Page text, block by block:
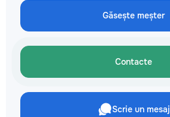
технологии. Доверьте нам
заботу о вашем автомобиле, и
он будет радовать вас долгие
Găsește meșter
Contacte
Scrie un mesaj